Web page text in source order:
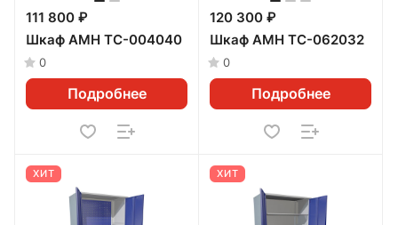
111 800 ₽
Шкаф AMH TC-004040
0
Подробнее
120 300 ₽
Шкаф AMH TC-062032
0
Подробнее
ХИТ ХИТ